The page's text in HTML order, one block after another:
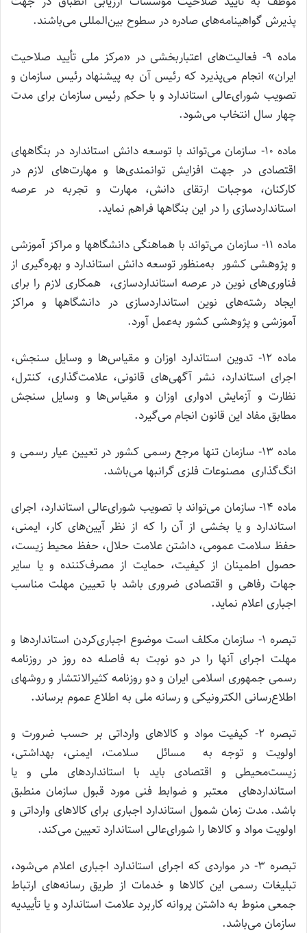
پذیرش گواهینامه‌های صادره در سطوح بین‌المللی می‌باشند.
ماده ۹- فعالیت‌های اعتباربخشی در «مرکز ملی تأیید صلاحیت
ایران» انجام می‌پذیرد که رئیس آن به پیشنهاد رئیس سازمان و
تصویب شورای‌عالی استاندارد و با حکم رئیس سازمان برای مدت
چهار سال انتخاب می‌شود.
ماده ۱۰- سازمان می‌تواند با توسعه دانش استاندارد در بنگاههای
اقتصادی در جهت افزایش توانمندی‌ها و مهارت‌های لازم در
کارکنان، موجبات ارتقای دانش، مهارت و تجربه در عرصه
استانداردسازی را در این بنگاهها فراهم نماید.
ماده ۱۱- سازمان می‌تواند با هماهنگی دانشگاهها و مراکز آموزشی
و پژوهشی کشور به‌منظور توسعه دانش استاندارد و بهره‌گیری از
فناوری‌های نوین در عرصه استانداردسازی، همکاری لازم را برای
ایجاد رشته‌های نوین استانداردسازی در دانشگاهها و مراکز
آموزشی و پژوهشی کشور به‌عمل آورد.
ماده ۱۲- تدوین استاندارد اوزان و مقیاس‌ها و وسایل سنجش،
اجرای استاندارد، نشر آگهی‌های قانونی، علامت‌گذاری، کنترل،
نظارت و آزمایش ادواری اوزان و مقیاس‌ها و وسایل سنجش
مطابق مفاد این قانون انجام می‌گیرد.
ماده ۱۳- سازمان تنها مرجع رسمی کشور در تعیین عیار رسمی و
انگ‌گذاری مصنوعات فلزی گرانبها می‌باشد.
ماده ۱۴- سازمان می‌تواند با تصویب شورای‌عالی استاندارد، اجرای
استاندارد و یا بخشی از آن را که از نظر آیین‌های کار، ایمنی،
حفظ سلامت عمومی، داشتن علامت حلال، حفظ محیط زیست،
حصول اطمینان از کیفیت، حمایت از مصرف‌کننده و یا سایر
جهات رفاهی و اقتصادی ضروری باشد با تعیین مهلت مناسب
اجباری اعلام نماید.
تبصره ۱- سازمان مکلف است موضوع اجباری‌کردن استانداردها و
مهلت اجرای آنها را در دو نوبت به فاصله ده روز در روزنامه
رسمی جمهوری اسلامی ایران و دو روزنامه کثیرالانتشار و روشهای
اطلاع‌رسانی الکترونیکی و رسانه ملی به اطلاع عموم برساند.
تبصره ۲- کیفیت مواد و کالاهای وارداتی بر حسب ضرورت و
اولویت و توجه به مسائل سلامت، ایمنی، بهداشتی،
زیست‌محیطی و اقتصادی باید با استانداردهای ملی و یا
استانداردهای معتبر و ضوابط فنی مورد قبول سازمان منطبق
باشد. مدت زمان شمول استاندارد اجباری برای کالاهای وارداتی و
اولویت مواد و کالاها را شورای‌عالی استاندارد تعیین می‌کند.
تبصره ۳- در مواردی که اجرای استاندارد اجباری اعلام می‌شود،
تبلیغات رسمی این کالاها و خدمات از طریق رسانه‌های ارتباط
جمعی منوط به داشتن پروانه کاربرد علامت استاندارد و یا تأییدیه
سازمان می‌باشد.